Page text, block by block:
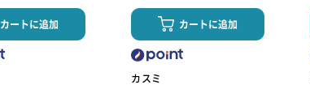
カートに追加 カートに追加
カスミ